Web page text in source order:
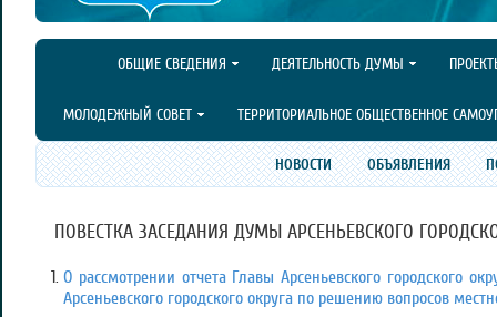
ОБЩИЕ СВЕДЕНИЯ ДЕЯТЕЛЬНОСТЬ ДУМЫ
МОЛОДЕЖНЫЙ СОВЕТ ТЕРРИТОРИАЛЬНОЕ ОБЩЕСТВЕННОЕ
НОВОСТИ ОБЪЯВЛЕНИЯ
ПОВЕСТКА ЗАСЕДАНИЯ ДУМЫ АРСЕНЬЕВСКОГО
О рассмотрении отчета Главы Арсеньевского городского
Арсеньевского городского округа по решению вопросов